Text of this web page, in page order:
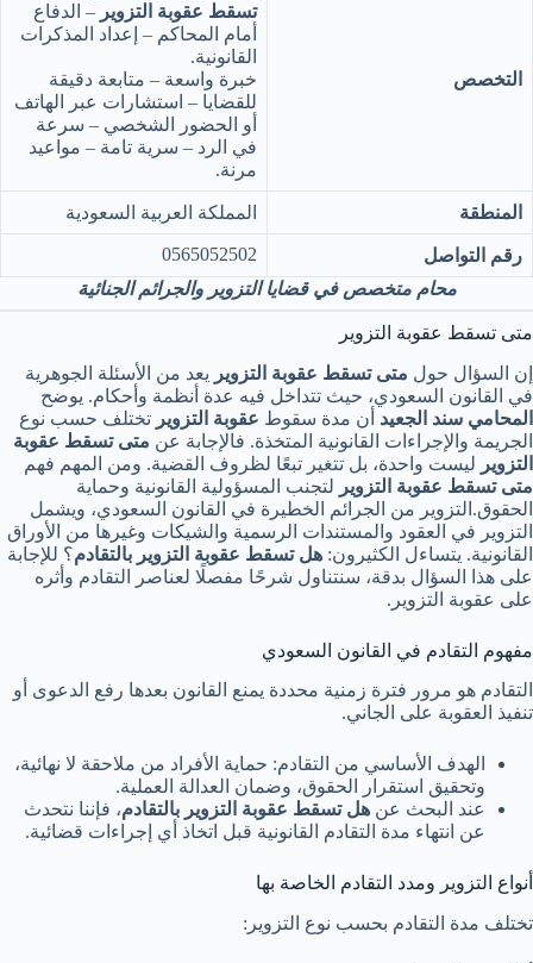
التخصص
تسقط عقوبة التزوير – الدفاع
أمام المحاكم – إعداد المذكرات
القانونية.
خبرة واسعة – متابعة دقيقة
للقضايا – استشارات عبر الهاتف
أو الحضور الشخصي – سرعة
في الرد – سرية تامة – مواعيد
مرنة.
المنطقة المملكة العربية السعودية
رقم التواصل
0565052502
محامٍ متخصص في قضايا التزوير والجرائم الجنائية
متى تسقط عقوبة التزوير
إن السؤال حول متى تسقط عقوبة التزوير يعد من الأسئلة الجوهرية
في القانون السعودي، حيث تتداخل فيه عدة أنظمة وأحكام. يوضح
المحامي سند الجعيد أن مدة سقوط عقوبة التزوير تختلف حسب نوع
الجريمة والإجراءات القانونية المتخذة. فالإجابة عن متى تسقط عقوبة
التزوير ليست واحدة، بل تتغير تبعًا لظروف القضية. ومن المهم فهم
متى تسقط عقوبة التزوير لتجنب المسؤولية القانونية وحماية
الحقوق.التزوير من الجرائم الخطيرة في القانون السعودي، ويشمل
التزوير في العقود والمستندات الرسمية والشيكات وغيرها من الأوراق
القانونية. يتساءل الكثيرون: هل تسقط عقوبة التزوير بالتقادم؟ للإجابة
على هذا السؤال بدقة، سنتناول شرحًا مفصلًا لعناصر التقادم وأثره
على عقوبة التزوير.
مفهوم التقادم في القانون السعودي
التقادم هو مرور فترة زمنية محددة يمنع القانون بعدها رفع الدعوى أو
تنفيذ العقوبة على الجاني.
الهدف الأساسي من التقادم: حماية الأفراد من ملاحقة لا نهائية،
وتحقيق استقرار الحقوق، وضمان العدالة العملية.
عند البحث عن هل تسقط عقوبة التزوير بالتقادم، فإننا نتحدث
عن انتهاء مدة التقادم القانونية قبل اتخاذ أي إجراءات قضائية.
أنواع التزوير ومدد التقادم الخاصة بها
تختلف مدة التقادم بحسب نوع التزوير: